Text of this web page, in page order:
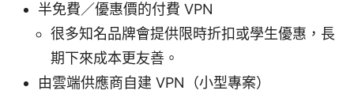
半免費／優惠價的付費 VPN
很多知名品牌會提供限時折扣或學生優惠，長
期下來成本更友善。
由雲端供應商自建 VPN（小型專案）